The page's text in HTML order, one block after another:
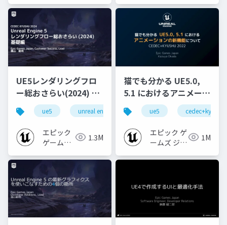
UE5レンダリングフロ
ー総おさらい(2024) 基
礎編！
[CEDEC+KYUSHU
2024]
ue5 unreal engine ue-rendering
エピック
ゲームズ
1.3M
猫でも分かる UE5.0,
5.1 におけるアニメーシ
ョンの新機能について
【CEDEC+KYUSHU
2022】
ue5 cedec+kyushu
エピック ゲ
ームズ ジャ
1M